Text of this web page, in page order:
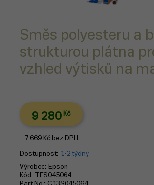
Směs polyesteru a
strukturou plátna
vzhled výtisků na
9 280 Kč
7 669 Kč bez DPH
Dostupnost 1-2 týdny
Výrobce
Epson
Kód
TES045064
Part No. C13S045064